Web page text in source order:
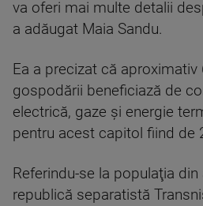
va oferi mai multe detalii
a adăugat Maia Sandu.
Ea a precizat că
gospodării beneficiază de
electrică, gaze şi energie
pentru acest capitol fiind de
Referindu-se la populaţia
republică separatistă